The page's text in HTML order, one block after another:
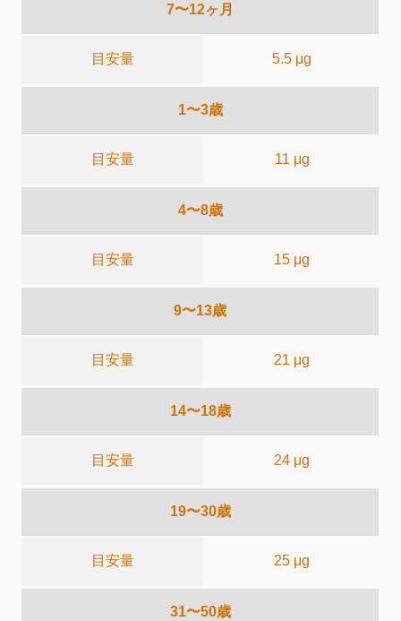
7〜12ヶ月
目安量 5.5 μg
1〜3歳
目安量 11 μg
4〜8歳
目安量 15 μg
9〜13歳
目安量 21 μg
14〜18歳
目安量 24 μg
19〜30歳
目安量 25 μg
31〜50歳